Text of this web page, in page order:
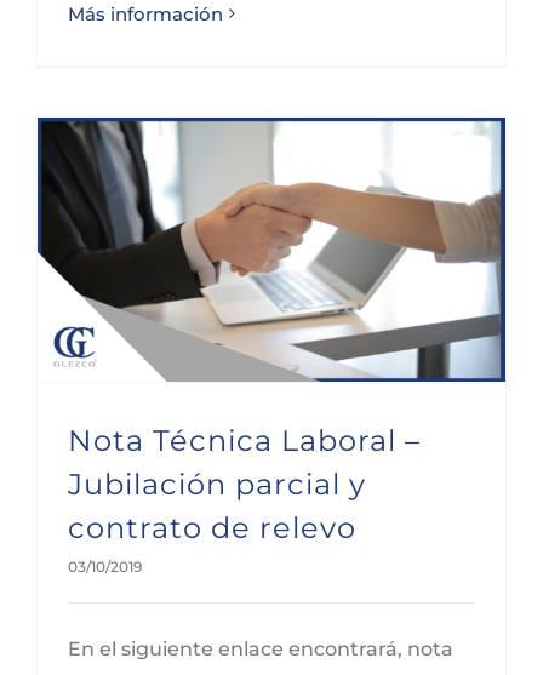
Más información
Nota Técnica Laboral –
Jubilación parcial y
contrato de relevo
03/10/2019
En el siguiente enlace encontrará, nota